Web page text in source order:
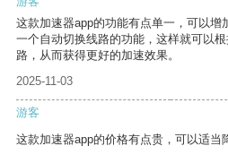
这款加速器app的功能有点单一，可以增
一个自动切换线路的功能，这样就可以
路，从而获得更好的加速效果。
2025-11-03
游客
这款加速器app的价格有点贵，可以适当